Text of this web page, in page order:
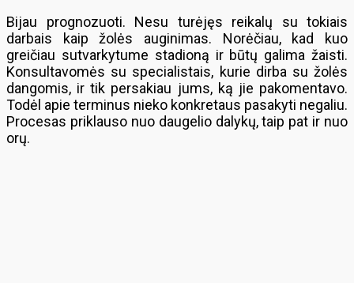
Bijau prognozuoti. Nesu turėjęs reikalų su tokiais
darbais kaip žolės auginimas. Norėčiau, kad kuo
greičiau sutvarkytume stadioną ir būtų galima žaisti.
Konsultavomės su specialistais, kurie dirba su žolės
dangomis, ir tik persakiau jums, ką jie pakomentavo.
Todėl apie terminus nieko konkretaus pasakyti negaliu.
Procesas priklauso nuo daugelio dalykų, taip pat ir nuo
orų.